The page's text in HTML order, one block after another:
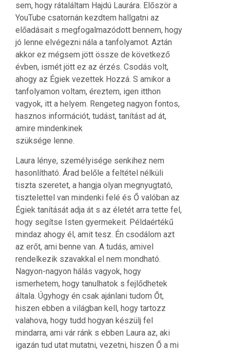
sem, hogy rátaláltam Hajdú Laurára. Először a
YouTube csatornán kezdtem hallgatni az
előadásait s megfogalmazódott bennem, hogy
jó lenne elvégezni nála a tanfolyamot. Aztán
akkor ez mégsem jött össze de következő
évben, ismét jött ez az érzés. Csodás volt,
ahogy az Égiek vezettek Hozzá. S amikor a
tanfolyamon voltam, éreztem, igen itthon
vagyok, itt a helyem. Rengeteg nagyon fontos,
hasznos információt, tudást, tanítást ad át,
amire mindenkinek
szüksége lenne.
Laura lénye, személyisége senkihez nem
hasonlítható. Árad belőle a feltétel nélküli
tiszta szeretet, a hangja olyan megnyugtató,
tisztelettel van mindenki felé és Ő valóban az
Égiek tanítását adja át s az életét arra tette fel,
hogy segítse Isten gyermekeit. Példaértékű
mindaz ahogy él, amit tesz. Én csodálom azt
az erőt, ami benne van. A tudás, amivel
rendelkezik szavakkal el nem mondható.
Nagyon-nagyon hálás vagyok, hogy
ismerhetem, hogy tanulhatok s fejlődhetek
általa. Úgyhogy én csak ajánlani tudom Őt,
hiszen ebben a világban kell, hogy tartozz
valahova, hogy tudd hogyan készülj fel
mindarra, ami vár ránk s ebben Laura az, aki
igazán tud utat mutatni, vezetni, hiszen Ő a mi